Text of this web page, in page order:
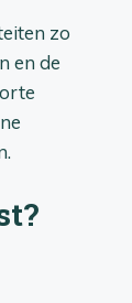
zo
en de